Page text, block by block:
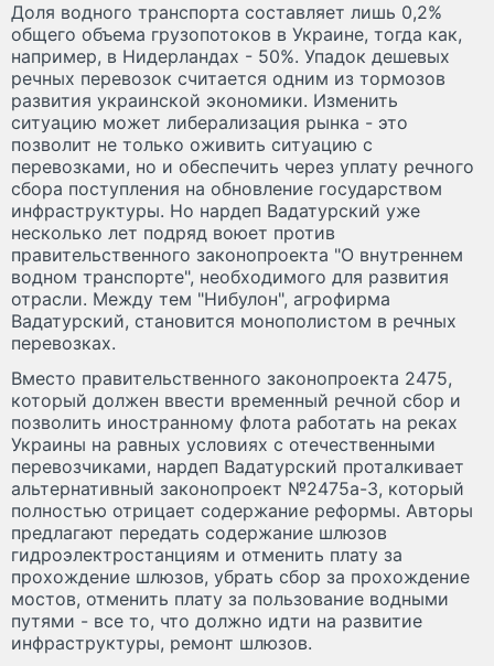
Доля водного транспорта составляет лишь 0,2%
общего объема грузопотоков в Украине, тогда как,
например, в Нидерландах - 50%. Упадок дешевых
речных перевозок считается одним из тормозов
развития украинской экономики. Изменить
ситуацию может либерализация рынка - это
позволит не только оживить ситуацию с
перевозками, но и обеспечить через уплату речного
сбора поступления на обновление государством
инфраструктуры. Но нардеп Вадатурский уже
несколько лет подряд воюет против
правительственного законопроекта "О внутреннем
водном транспорте", необходимого для развития
отрасли. Между тем "Нибулон", агрофирма
Вадатурский, становится монополистом в речных
перевозках.
Вместо правительственного законопроекта 2475,
который должен ввести временный речной сбор и
позволить иностранному флота работать на реках
Украины на равных условиях с отечественными
перевозчиками, нардеп Вадатурский проталкивает
альтернативный законопроект №2475а-3, который
полностью отрицает содержание реформы. Авторы
предлагают передать содержание шлюзов
гидроэлектростанциям и отменить плату за
прохождение шлюзов, убрать сбор за прохождение
мостов, отменить плату за пользование водными
путями - все то, что должно идти на развитие
инфраструктуры, ремонт шлюзов.